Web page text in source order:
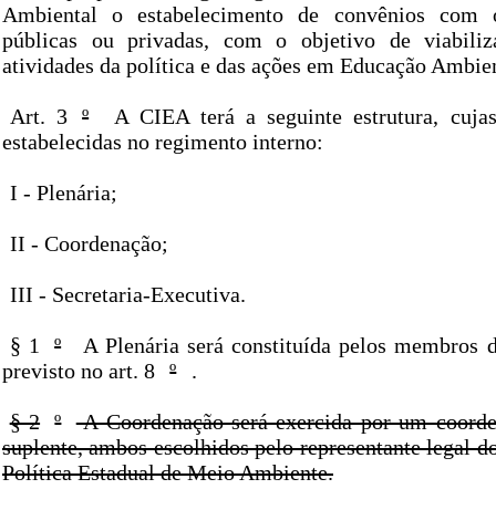
Ambiental o estabelecimento de convênios com
públicas ou privadas, com o objetivo de
atividades da política e das ações em Educação
Art. 3 º
A CIEA terá a seguinte estrutura,
estabelecidas no regimento interno:
I - Plenária;
II - Coordenação;
III - Secretaria-Executiva.
§ 1 º
A Plenária será constituída pelos membros
previsto no art. 8
º .
§ 2 º
A Coordenação será exercida por um
suplente, ambos escolhidos pelo representante legal
Política Estadual de Meio Ambiente.